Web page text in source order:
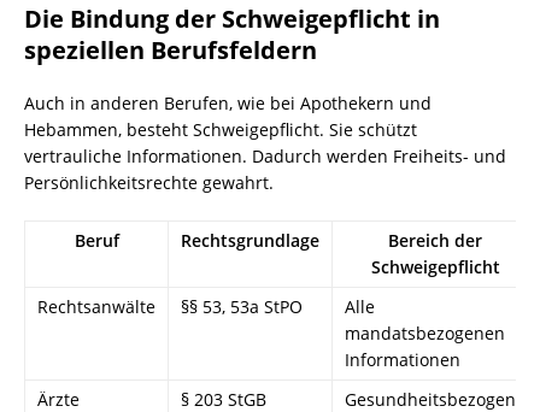
Die Bindung der Schweigepflicht in
speziellen Berufsfeldern
Auch in anderen Berufen, wie bei Apothekern und
Hebammen, besteht Schweigepflicht. Sie schützt
vertrauliche Informationen. Dadurch werden Freiheits- und
Persönlichkeitsrechte gewahrt.
Beruf Rechtsgrundlage
Bereich der
Schweigepflicht
Rechtsanwälte
§§ 53, 53a StPO
Alle
mandatsbezogenen
Informationen
Ärzte
§ 203 StGB
Gesundheitsbezogene